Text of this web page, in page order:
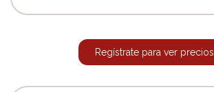
Regístrate para ver precios